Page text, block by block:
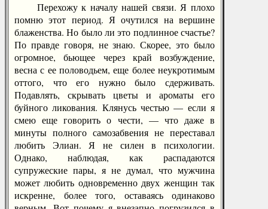
Перехожу к началу нашей связи. Я плохо
помню этот период. Я очутился на вершине
блаженства. Но было ли это подлинное счастье?
По правде говоря, не знаю. Скорее, это было
огромное, бьющее через край возбуждение,
весна с ее половодьем, еще более неукротимым
оттого, что его нужно было сдерживать.
Подавлять, скрывать цветы и ароматы его
буйного ликования. Клянусь честью — если я
смею еще говорить о чести, — что даже в
минуты полного самозабвения не переставал
любить Элиан. Я не силен в психологии.
Однако, наблюдая, как распадаются
супружеские пары, я не думал, что мужчина
может любить одновременно двух женщин так
искренне, более того, оставаясь одинаково